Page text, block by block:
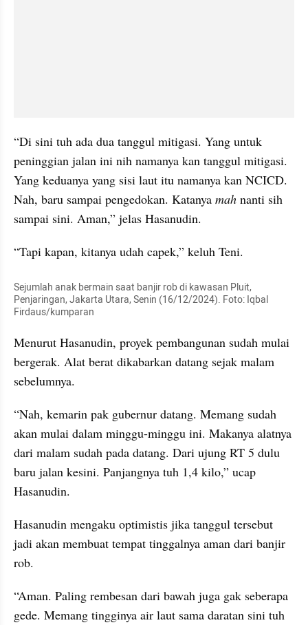
“Di sini tuh ada dua tanggul mitigasi. Yang untuk
peninggian jalan ini nih namanya kan tanggul mitigasi.
Yang keduanya yang sisi laut itu namanya kan NCICD.
Nah, baru sampai pengedokan. Katanya mah nanti sih
sampai sini. Aman,” jelas Hasanudin.
“Tapi kapan, kitanya udah capek,” keluh Teni.
Sejumlah anak bermain saat banjir rob di kawasan Pluit,
Penjaringan, Jakarta Utara, Senin (16/12/2024). Foto: Iqbal
Firdaus/kumparan
Menurut Hasanudin, proyek pembangunan sudah mulai
bergerak. Alat berat dikabarkan datang sejak malam
sebelumnya.
“Nah, kemarin pak gubernur datang. Memang sudah
akan mulai dalam minggu-minggu ini. Makanya alatnya
dari malam sudah pada datang. Dari ujung RT 5 dulu
baru jalan kesini. Panjangnya tuh 1,4 kilo,” ucap
Hasanudin.
Hasanudin mengaku optimistis jika tanggul tersebut
jadi akan membuat tempat tinggalnya aman dari banjir
rob.
“Aman. Paling rembesan dari bawah juga gak seberapa
gede. Memang tingginya air laut sama daratan sini tuh